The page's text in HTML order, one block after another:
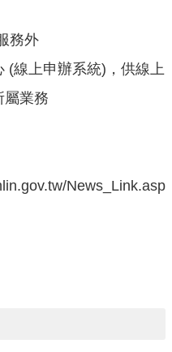
務外
(線上申辦系統)，供線上
屬業務